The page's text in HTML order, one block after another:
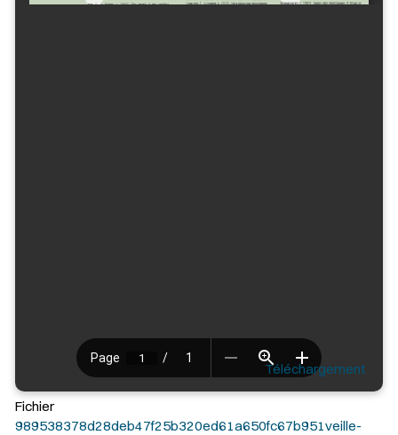
Téléchargement
Fichier
989538378d28deb47f25b320ed61a650fc67b951veille-